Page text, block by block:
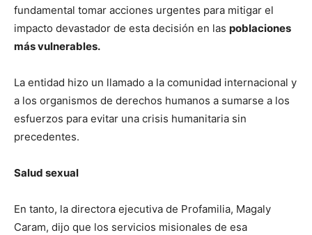
fundamental tomar acciones urgentes para mitigar el
impacto devastador de esta decisión en las poblaciones
más vulnerables.
La entidad hizo un llamado a la comunidad internacional y
a los organismos de derechos humanos a sumarse a los
esfuerzos para evitar una crisis humanitaria sin
precedentes.
Salud sexual
En tanto, la directora ejecutiva de Profamilia, Magaly
Caram, dijo que los servicios misionales de esa